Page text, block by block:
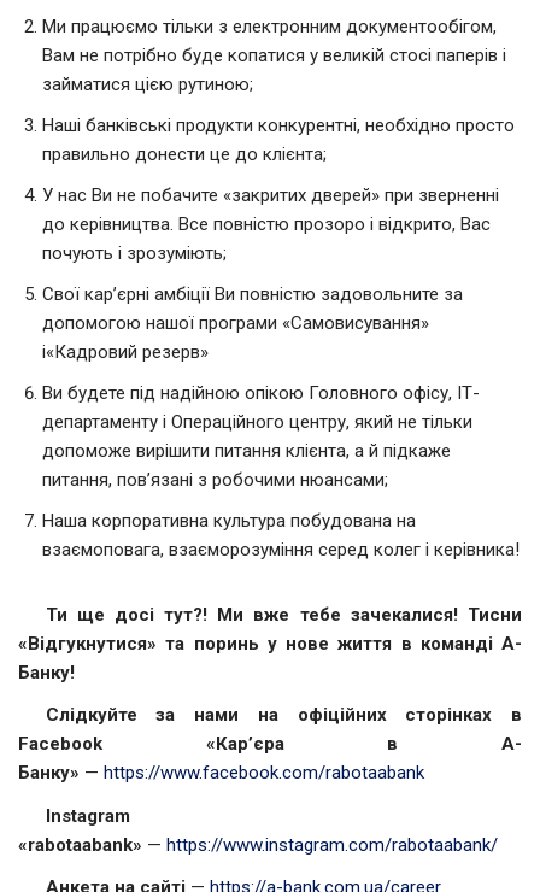
Ми працюємо тільки з електронним документообігом,
Вам не потрібно буде копатися у великій стосі паперів і
займатися цією рутиною;
Наші банківські продукти конкурентні, необхідно просто
правильно донести це до клієнта;
У нас Ви не побачите «закритих дверей» при зверненні
до керівництва. Все повністю прозоро і відкрито, Вас
почують і зрозуміють;
Свої кар’єрні амбіції Ви повністю задовольните за
допомогою нашої програми «Самовисування»
і«Кадровий резерв»
Ви будете під надійною опікою Головного офісу, ІТ-
департаменту і Операційного центру, який не тільки
допоможе вирішити питання клієнта, а й підкаже
питання, пов’язані з робочими нюансами;
Наша корпоративна культура побудована на
взаємоповага, взаєморозуміння серед колег і керівника!
Ти ще досі тут?! Ми вже тебе зачекалися! Тисни
«Відгукнутися» та поринь у нове життя в команді А-
Банку!
Слідкуйте за нами на офіційних сторінках в
Facebook «Кар’єра в А-
Банку» — https://www.facebook.com/rabotaabank
Instagram
«rabotaabank» — https://www.instagram.com/rabotaabank/
Анкета на сайті— https://a-bank.com.ua/career